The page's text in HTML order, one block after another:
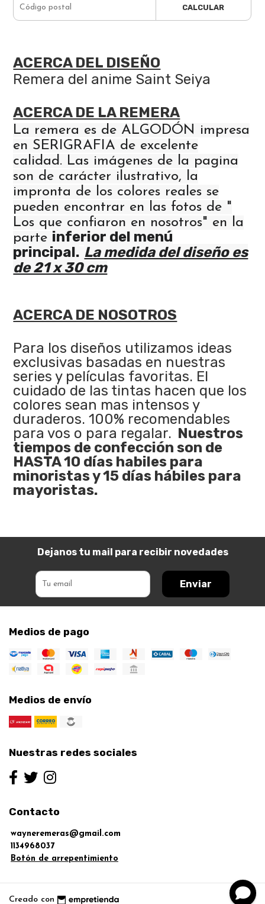
CALCULAR
ACERCA DEL DISEÑO
Remera del anime Saint Seiya
ACERCA DE LA REMERA
La remera es de ALGODÓN impresa
en SERIGRAFIA de excelente
calidad. Las imágenes de la pagina
son de carácter ilustrativo, la
impronta de los colores reales se
pueden encontrar en las fotos de "
Los que confiaron en nosotros" en la
parte inferior del menú
principal. La medida del diseño es
de 21 x 30 cm
ACERCA DE NOSOTROS
Para los diseños utilizamos ideas
exclusivas basadas en nuestras
series y películas favoritas. El
cuidado de las tintas hacen que los
colores sean mas intensos y
duraderos. 100% recomendables
para vos o para regalar. Nuestros
tiempos de confección son de
HASTA 10 días habiles para
minoristas y 15 días hábiles para
mayoristas.
Dejanos tu mail para recibir novedades
Enviar
Medios de pago
Medios de envío
Nuestras redes sociales
Contacto
wayneremeras@gmail.com
1134968037
Botón de arrepentimiento
Creado con